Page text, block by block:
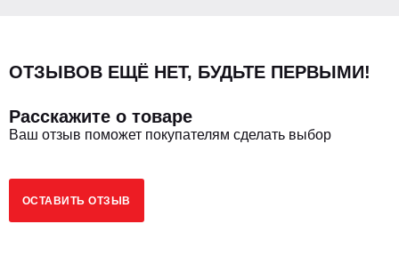
ДВИГАТЕЛЬ
Экологический класс
Модель ДВС
Мощность, кВт/Лс
ОТЗЫВОВ ЕЩЁ НЕТ, БУДЬТЕ ПЕРВЫМИ!
Расскажите о товаре
Ваш отзыв поможет покупателям сделать выбор
ОСТАВИТЬ ОТЗЫВ